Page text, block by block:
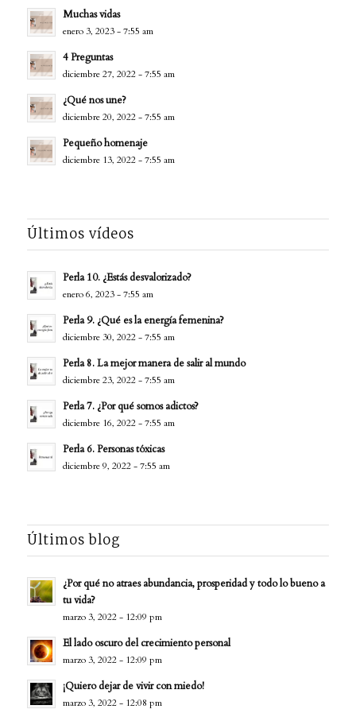
Muchas vidas
enero 3, 2023 - 7:55 am
4 Preguntas
diciembre 27, 2022 - 7:55 am
¿Qué nos une?
diciembre 20, 2022 - 7:55 am
Pequeño homenaje
diciembre 13, 2022 - 7:55 am
Últimos vídeos
Perla 10. ¿Estás desvalorizado?
enero 6, 2023 - 7:55 am
Perla 9. ¿Qué es la energía femenina?
diciembre 30, 2022 - 7:55 am
Perla 8. La mejor manera de salir al mundo
diciembre 23, 2022 - 7:55 am
Perla 7. ¿Por qué somos adictos?
diciembre 16, 2022 - 7:55 am
Perla 6. Personas tóxicas
diciembre 9, 2022 - 7:55 am
Últimos blog
¿Por qué no atraes abundancia, prosperidad y todo lo bueno a
tu vida?
marzo 3, 2022 - 12:09 pm
El lado oscuro del crecimiento personal
marzo 3, 2022 - 12:09 pm
¡Quiero dejar de vivir con miedo!
marzo 3, 2022 - 12:08 pm